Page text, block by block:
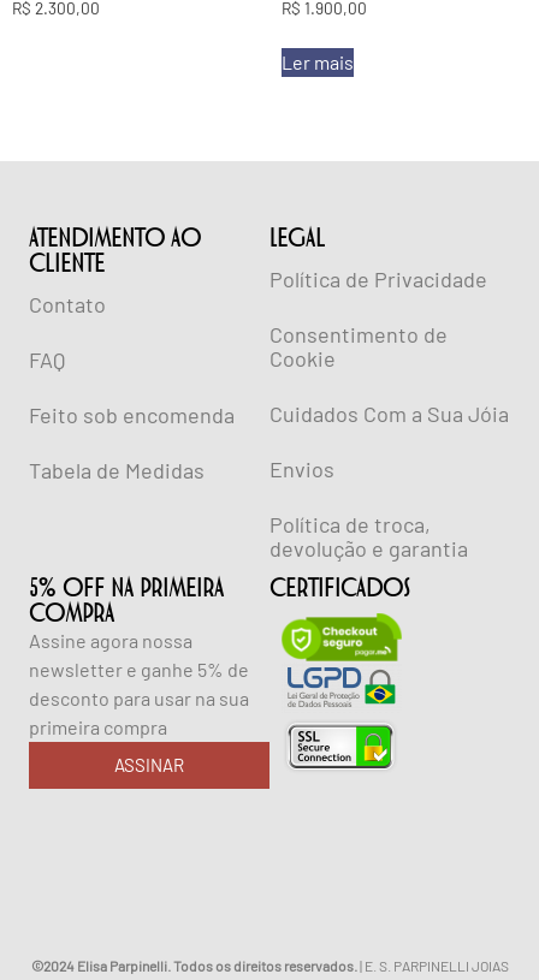
R$ 2.300,00 R$ 1.900,00
Ler mais
ATENDIMENTO AO
CLIENTE
Contato
FAQ
Feito sob encomenda
Tabela de Medidas
lEGAL
Política de Privacidade
Consentimento de
Cookie
Cuidados Com a Sua Jóia
Envios
Política de troca,
devolução e garantia
5% OFF NA PRIMEIRA
COMPRA
Assine agora nossa
newsletter e ganhe 5% de
desconto para usar na sua
primeira compra
ASSINAR
CERTIFICADOS
©2024 Elisa Parpinelli. Todos os direitos reservados. | E. S. PARPINELLI JOIAS